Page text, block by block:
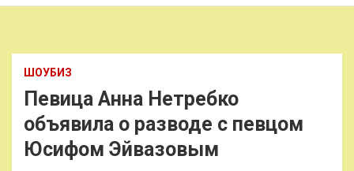
ШОУБИЗ
Певица Анна Нетребко
объявила о разводе с певцом
Юсифом Эйвазовым